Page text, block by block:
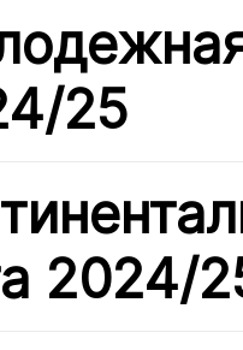
25
2024/